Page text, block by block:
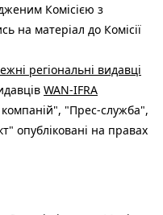
Комісією з
на матеріал до Комісії
регіональні видавці
WAN-IFRA
"Прес-служба",
опубліковані на правах